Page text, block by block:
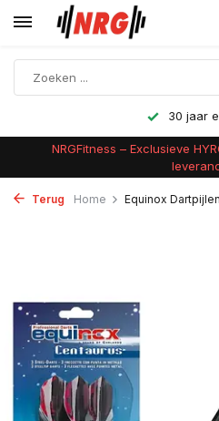
30 jaar
NRGFitness – Exclusieve
Terug Home Equinox